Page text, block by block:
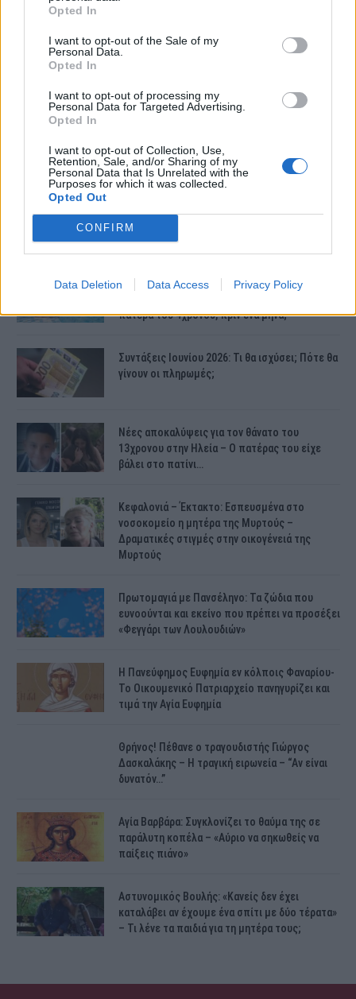
Opted In
I want to opt-out of the Sale of my
Personal Data.
Opted In
I want to opt-out of processing my
Personal Data for Targeted Advertising.
Opted In
I want to opt-out of Collection, Use,
Retention, Sale, and/or Sharing of my
Personal Data that Is Unrelated with the
Purposes for which it was collected.
Opted Out
CONFIRM
Data Deletion Data Access Privacy Policy
Ελληνίδων» προσθέτει η ανακοίνωση.
ΤΕΛΕΥΤΑΙΕΣ ΕΙΔΗΣΕΙΣ
δικαιούχοι
Πάρος τραγωδία σε beach bar: Προβληματίζει η
πατέρα του 4χρονου, πριν ένα μήνα;
Συντάξεις Ιουνίου 2026: Τι θα ισχύσει; Πότε θα
γίνουν οι πληρωμές;
Νέες αποκαλύψεις για τον θάνατο του
13χρονου στην Ηλεία – Ο πατέρας του είχε
βάλει στο πατίνι…
Κεφαλονιά – Έκτακτο: Εσπευσμένα στο
νοσοκομείο η μητέρα της Μυρτούς –
Δραματικές στιγμές στην οικογένειά της
Μυρτούς
Πρωτομαγιά με Πανσέληνο: Τα ζώδια που
ευνοούνται και εκείνο που πρέπει να προσέξει
«Φεγγάρι των Λουλουδιών»
H Πανεύφημος Ευφημία εν κόλποις Φαναρίου-
Το Οικουμενικό Πατριαρχείο πανηγυρίζει και
τιμά την Αγία Ευφημία
Θρήνος! Πέθανε ο τραγουδιστής Γιώργος
Δασκαλάκης – Η τραγική ειρωνεία – “Αν είναι
δυνατόν…”
Αγία Βαρβάρα: Συγκλονίζει το θαύμα της σε
παράλυτη κοπέλα – «Αύριο να σηκωθείς να
παίξεις πιάνο»
Αστυνομικός Bουλής: «Κανείς δεν έχει
καταλάβει αν έχουμε ένα σπίτι με δύο τέρατα»
– Τι λένε τα παιδιά για τη μητέρα τους;